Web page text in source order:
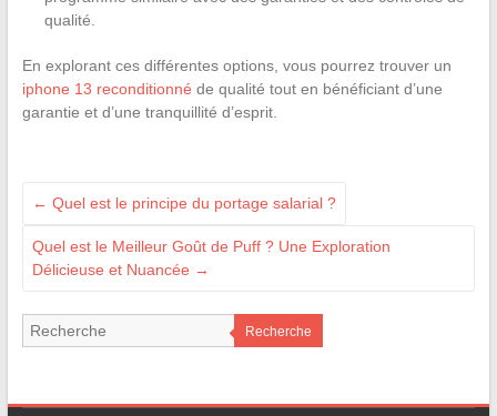
qualité.
En explorant ces différentes options, vous pourrez trouver un
iphone 13 reconditionné de qualité tout en bénéficiant d’une
garantie et d’une tranquillité d’esprit.
← Quel est le principe du portage salarial ?
Quel est le Meilleur Goût de Puff ? Une Exploration
Délicieuse et Nuancée →
Recherche